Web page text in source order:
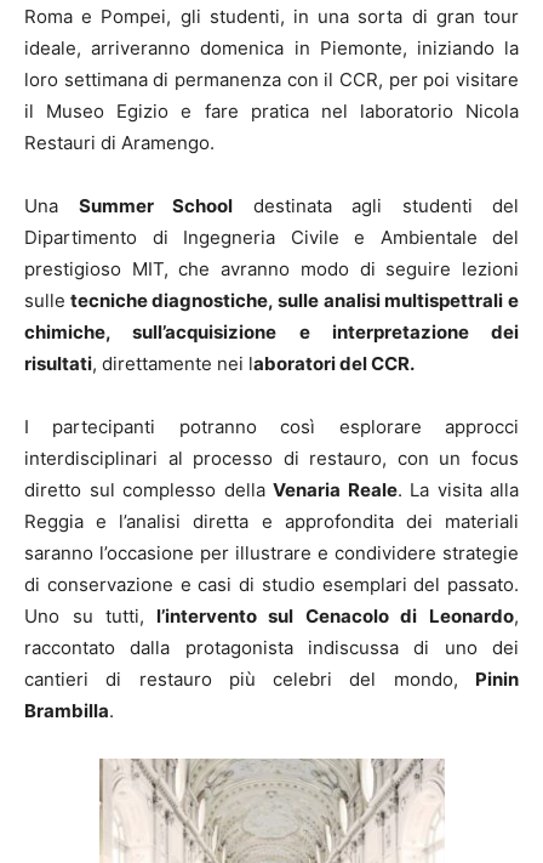
Roma e Pompei, gli studenti, in una sorta di gran tour
ideale, arriveranno domenica in Piemonte, iniziando la
loro settimana di permanenza con il CCR, per poi visitare
il Museo Egizio e fare pratica nel laboratorio Nicola
Restauri di Aramengo.
Una Summer School destinata agli studenti del
Dipartimento di Ingegneria Civile e Ambientale del
prestigioso MIT, che avranno modo di seguire lezioni
sulle tecniche diagnostiche, sulle analisi multispettrali e
chimiche, sull’acquisizione e interpretazione dei
risultati, direttamente nei laboratori del CCR.
I partecipanti potranno così esplorare approcci
interdisciplinari al processo di restauro, con un focus
diretto sul complesso della Venaria Reale. La visita alla
Reggia e l’analisi diretta e approfondita dei materiali
saranno l’occasione per illustrare e condividere strategie
di conservazione e casi di studio esemplari del passato.
Uno su tutti, l’intervento sul Cenacolo di Leonardo,
raccontato dalla protagonista indiscussa di uno dei
cantieri di restauro più celebri del mondo, Pinin
Brambilla.